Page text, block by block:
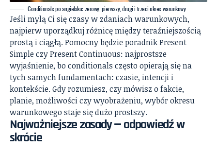
Conditionals po angielsku: zerowy, pierwszy, drugi i trzeci okres warunkowy
Jeśli mylą Ci się czasy w zdaniach warunkowych,
najpierw uporządkuj różnicę między teraźniejszością
prostą i ciągłą. Pomocny będzie poradnikPresent
Simple czy Present Continuous: najprostsze
wyjaśnienie, bo conditionals często opierają się na
tych samych fundamentach: czasie, intencji i
kontekście. Gdy rozumiesz, czy mówisz o fakcie,
planie, możliwości czy wyobrażeniu, wybór okresu
warunkowego staje się dużo prostszy.
Najważniejsze zasady — odpowiedź w
skrócie